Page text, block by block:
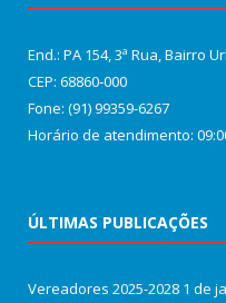
End.: PA 154, 3ª Rua, Bairro
CEP: 68860‑000
Fone: (91) 99359-6267
Horário de atendimento:
ÚLTIMAS PUBLICAÇÕES
Vereadores 2025-2028 1 de